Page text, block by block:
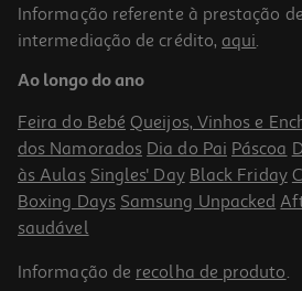
Oleo Soflow Porosidade Média - Frizz
42.47 €/Lt
6,37 €
Informação referente à prestação
intermediação de crédito, aqui.
Ao longo do ano
Feira do Bebé Queijos, Vinhos e
dos Namorados Dia do Pai Páscoa
às Aulas Singles' Day Black Friday
Boxing Days Samsung Unpacked
saudável
Informação de recolha de produto.